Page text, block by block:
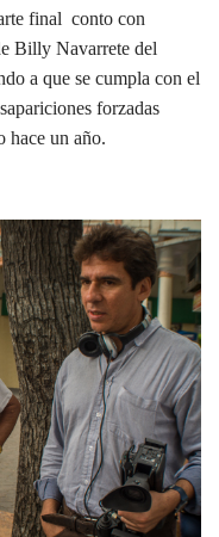
final conto con
Billy Navarrete del
a que se cumpla con el
forzadas
hace un año.